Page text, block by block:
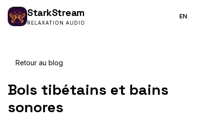
StarkStream
RELAXATION AUDIO
EN
Retour au blog
Bols tibétains et bains
sonores